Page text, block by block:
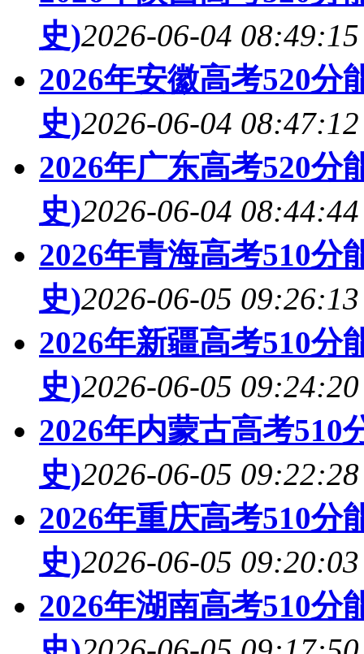
史)2026-06-04 08:49:15
2026年安徽高考520分
史)2026-06-04 08:47:12
2026年广东高考520分
史)2026-06-04 08:44:44
2026年青海高考510分
史)2026-06-05 09:26:13
2026年新疆高考510分
史)2026-06-05 09:24:20
2026年内蒙古高考510
史)2026-06-05 09:22:28
2026年重庆高考510分
史)2026-06-05 09:20:03
2026年湖南高考510分